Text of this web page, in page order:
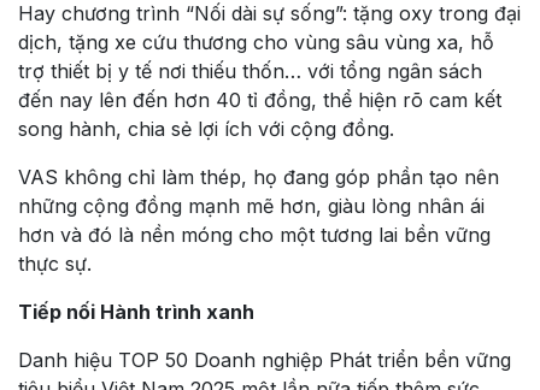
Hay chương trình “Nối dài sự sống”: tặng oxy trong đại
dịch, tặng xe cứu thương cho vùng sâu vùng xa, hỗ
trợ thiết bị y tế nơi thiếu thốn… với tổng ngân sách
đến nay lên đến hơn 40 tỉ đồng, thể hiện rõ cam kết
song hành, chia sẻ lợi ích với cộng đồng.
VAS không chỉ làm thép, họ đang góp phần tạo nên
những cộng đồng mạnh mẽ hơn, giàu lòng nhân ái
hơn và đó là nền móng cho một tương lai bền vững
thực sự.
Tiếp nối Hành trình xanh
Danh hiệu TOP 50 Doanh nghiệp Phát triển bền vững